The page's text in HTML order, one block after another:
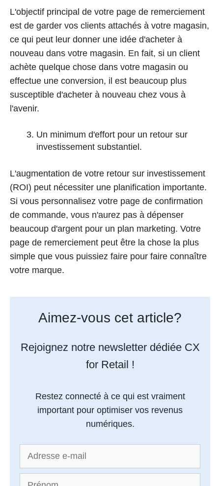
L'objectif principal de votre page de remerciement
est de garder vos clients attachés à votre magasin,
ce qui peut leur donner une idée d'acheter à
nouveau dans votre magasin. En fait, si un client
achète quelque chose dans votre magasin ou
effectue une conversion, il est beaucoup plus
susceptible d'acheter à nouveau chez vous à
l'avenir.
Un minimum d'effort pour un retour sur
investissement substantiel.
L'augmentation de votre retour sur investissement
(ROI) peut nécessiter une planification importante.
Si vous personnalisez votre page de confirmation
de commande, vous n'aurez pas à dépenser
beaucoup d'argent pour un plan marketing. Votre
page de remerciement peut être la chose la plus
simple que vous puissiez faire pour faire connaître
votre marque.
Aimez-vous cet article?
Rejoignez notre newsletter dédiée CX
for Retail !
Restez connecté à ce qui est vraiment
important pour optimiser vos revenus
numériques.